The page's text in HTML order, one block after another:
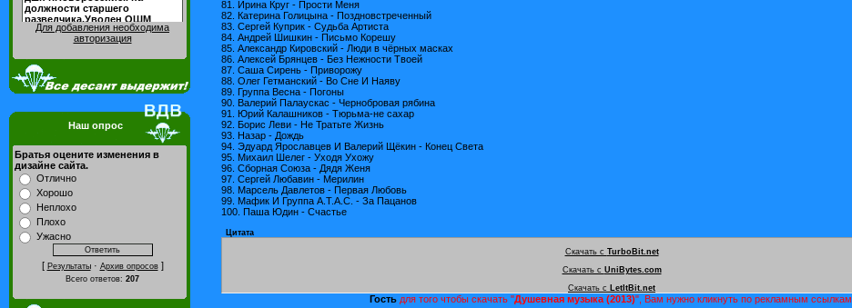
Для добавления необходима
авторизация
Наш опрос
Братья оцените изменения в
дизайне сайта.
Отлично
Хорошо
Неплохо
Плохо
Ужасно
[ Результаты· Архив опросов]
Всего ответов: 207
81. Ирина Круг - Прости Меня
82. Катерина Голицына - Поздновстреченный
83. Сергей Куприк - Судьба Артиста
84. Андрей Шишкин - Письмо Корешу
85. Александр Кировский - Люди в чёрных масках
86. Алексей Брянцев - Без Нежности Твоей
87. Саша Сирень - Приворожу
88. Олег Гетманский - Во Сне И Наяву
89. Группа Весна - Погоны
90. Валерий Палаускас - Чернобровая рябина
91. Юрий Калашников - Тюрьма-не сахар
92. Борис Леви - Не Тратьте Жизнь
93. Назар - Дождь
94. Эдуард Ярославцев И Валерий Щёкин - Конец Света
95. Михаил Шелег - Уходя Ухожу
96. Сборная Союза - Дядя Женя
97. Сергей Любавин - Мерилин
98. Марсель Давлетов - Первая Любовь
99. Мафик И Группа А.Т.А.С. - За Пацанов
100. Паша Юдин - Счастье
Цитата
Скачать с TurboBit.net
Скачать с UniBytes.com
Скачать с
LetItBit.net
Гостьдля того чтобы скачать "Душевная музыка (2013)", Вам нужно кликнуть по рекламным ссылкам.